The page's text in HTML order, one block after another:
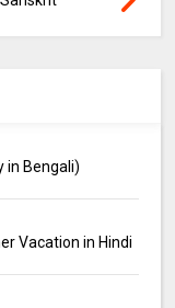
in Bengali)
Vacation in Hindi